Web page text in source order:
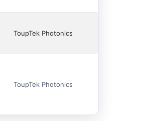
ToupTek Photonics
ToupTek Photonics